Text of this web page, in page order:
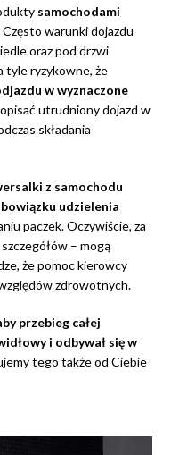
samochodami
Często warunki dojazdu
oraz pod drzwi
tyle ryzykowne, że
w wyznaczone
utrudniony dojazd w
składania
z samochodu
udzielenia
paczek. Oczywiście, za
– mogą
że pomoc kierowcy
zdrowotnych.
przebieg całej
i odbywał się w
tego także od Ciebie